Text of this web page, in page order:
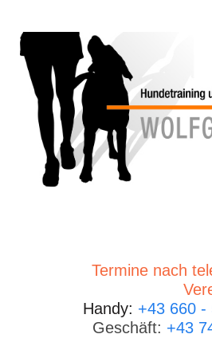
Termine nach
Handy: +43 660 -
Geschäft: +43